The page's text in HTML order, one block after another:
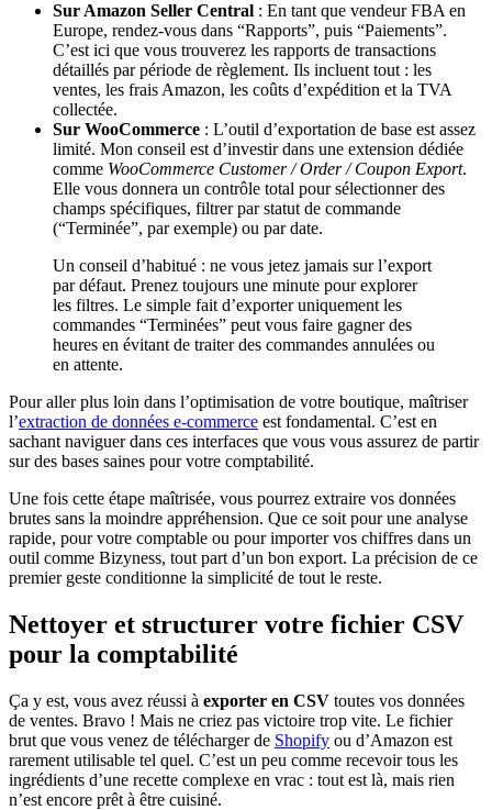
Sur Amazon Seller Central : En tant que vendeur FBA en
Europe, rendez-vous dans “Rapports”, puis “Paiements”.
C’est ici que vous trouverez les rapports de transactions
détaillés par période de règlement. Ils incluent tout : les
ventes, les frais Amazon, les coûts d’expédition et la TVA
collectée.
Sur WooCommerce : L’outil d’exportation de base est assez
limité. Mon conseil est d’investir dans une extension dédiée
comme WooCommerce Customer / Order / Coupon Export.
Elle vous donnera un contrôle total pour sélectionner des
champs spécifiques, filtrer par statut de commande
(“Terminée”, par exemple) ou par date.
Un conseil d’habitué : ne vous jetez jamais sur l’export
par défaut. Prenez toujours une minute pour explorer
les filtres. Le simple fait d’exporter uniquement les
commandes “Terminées” peut vous faire gagner des
heures en évitant de traiter des commandes annulées ou
en attente.
Pour aller plus loin dans l’optimisation de votre boutique, maîtriser
l’extraction de données e-commerce est fondamental. C’est en
sachant naviguer dans ces interfaces que vous vous assurez de partir
sur des bases saines pour votre comptabilité.
Une fois cette étape maîtrisée, vous pourrez extraire vos données
brutes sans la moindre appréhension. Que ce soit pour une analyse
rapide, pour votre comptable ou pour importer vos chiffres dans un
outil comme Bizyness, tout part d’un bon export. La précision de ce
premier geste conditionne la simplicité de tout le reste.
Nettoyer et structurer votre fichier CSV
pour la comptabilité
Ça y est, vous avez réussi à exporter en CSV toutes vos données
de ventes. Bravo ! Mais ne criez pas victoire trop vite. Le fichier
brut que vous venez de télécharger de Shopify ou d’Amazon est
rarement utilisable tel quel. C’est un peu comme recevoir tous les
ingrédients d’une recette complexe en vrac : tout est là, mais rien
n’est encore prêt à être cuisiné.